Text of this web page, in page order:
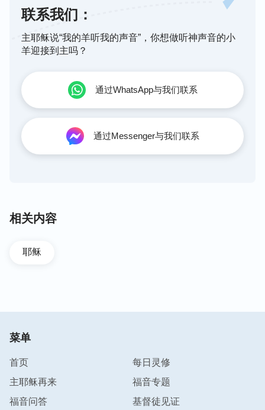
联系我们：
主耶稣说“我的羊听我的声音”，你想做听神声音的小
羊迎接到主吗？
通过WhatsApp与我们联系
通过Messenger与我们联系
相关内容
耶稣
菜单
首页
每日灵修
主耶稣再来
福音专题
福音问答
基督徒见证